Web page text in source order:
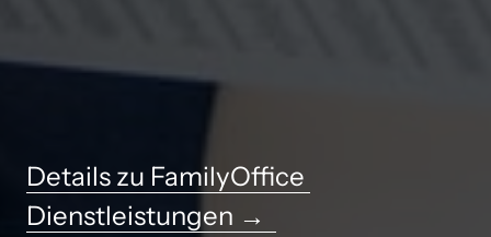
Details zu
Dienstleistungen →